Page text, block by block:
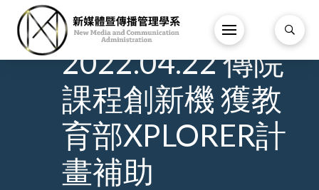
7 /
3 月 /
2022.04.22 傳院
課程創新機 獲教
育部XPLORER計
畫補助